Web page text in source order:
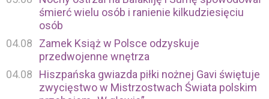
śmierć wielu osób i ranienie kilkudziesięciu
osób
04.08
Zamek Książ w Polsce odzyskuje
przedwojenne wnętrza
04.08
Hiszpańska gwiazda piłki nożnej Gavi świętuje
zwycięstwo w Mistrzostwach Świata polskim